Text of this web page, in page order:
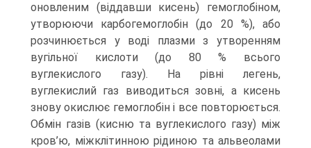
оновленим (віддавши кисень) гемоглобіном,
утворюючи карбогемоглобін (до 20 %), або
розчинюється у воді плазми з утворенням
вугільної кислоти (до 80 % всього
вуглекислого газу). На рівні легень,
вуглекислий газ виводиться зовні, а кисень
знову окислює гемоглобін і все повторюється.
Обмін газів (кисню та вуглекислого газу) між
кров’ю, міжклітинною рідиною та альвеолами